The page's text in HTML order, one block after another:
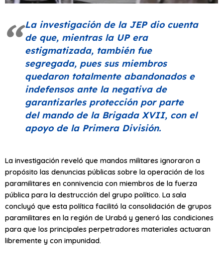
La investigación de la JEP dio cuenta
de que, mientras la UP era
estigmatizada, también fue
segregada, pues sus miembros
quedaron totalmente abandonados e
indefensos ante la negativa de
garantizarles protección por parte
del mando de la Brigada XVII, con el
apoyo de la Primera División.
La investigación reveló que mandos militares ignoraron a
propósito las denuncias públicas sobre la operación de los
paramilitares en connivencia con miembros de la fuerza
pública para la destrucción del grupo político. La sala
concluyó que esta política facilitó la consolidación de grupos
paramilitares en la región de Urabá y generó las condiciones
para que los principales perpetradores materiales actuaran
libremente y con impunidad.